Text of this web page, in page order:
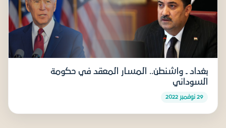
بغداد ـ واشنطن.. المسار المعقد في حكومة
السوداني
29 نوفمبر 2022